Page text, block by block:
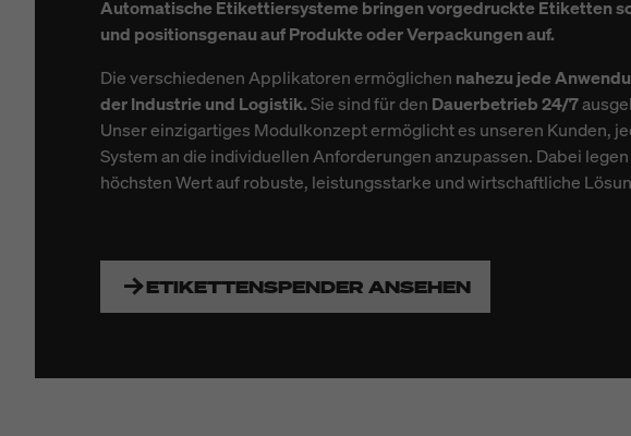
Automatische Etikettiersysteme bringen vorgedruckte Etiketten
und positionsgenau auf Produkte oder Verpackungen auf.
Die verschiedenen Applikatoren ermöglichen nahezu jede
der Industrie und Logistik.Sie sind für den Dauerbetrieb 24/7
Unser einzigartiges Modulkonzept ermöglicht es unseren Kunden,
System an die individuellen Anforderungen anzupassen. Dabei
höchsten Wert auf robuste, leistungsstarke und wirtschaftliche
ETIKETTENSPENDER ANSEHEN